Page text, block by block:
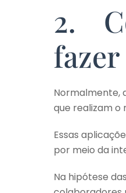
2.
Normalmente,
que realizam
Essas
por meio da
Na hipótese